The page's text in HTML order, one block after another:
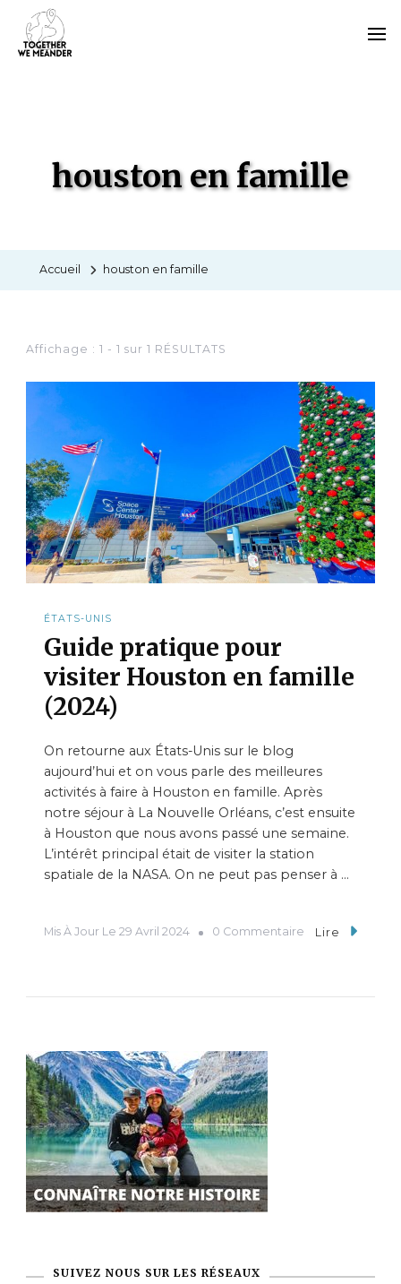
houston en famille
Accueil houston en famille
Affichage : 1 - 1 sur 1 RÉSULTATS
ÉTATS-UNIS
Guide pratique pour
visiter Houston en famille
(2024)
On retourne aux États-Unis sur le blog
aujourd’hui et on vous parle des meilleures
activités à faire à Houston en famille. Après
notre séjour à La Nouvelle Orléans, c’est ensuite
à Houston que nous avons passé une semaine.
L’intérêt principal était de visiter la station
spatiale de la NASA. On ne peut pas penser à …
Mis À Jour Le 29 Avril 2024 0 Commentaire Lire
SUIVEZ NOUS SUR LES RÉSEAUX